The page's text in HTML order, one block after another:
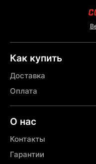
Как купить
Доставка
Оплата
О нас
Контакты
Гарантии